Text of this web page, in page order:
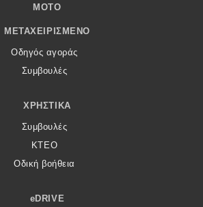
MOTO
ΜΕΤΑΧΕΙΡΙΣΜΈΝΟ
Οδηγός αγοράς
Συμβουλές
ΧΡΗΣΤΙΚΆ
Συμβουλές
ΚΤΕΟ
Οδική βοήθεια
eDRIVE